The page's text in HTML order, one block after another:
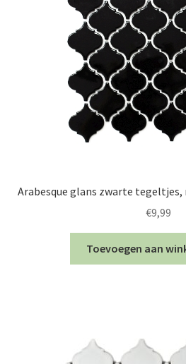
Arabesque glans zwarte
€9,99
Toevoegen aan